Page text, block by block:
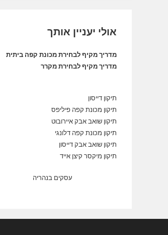
אולי יעניין אותך
מדריך מקיף לבחירת מכונת קפה ביתית
מדריך מקיף לבחירת מקרר
תיקון דייסון
תיקון מכונת קפה פיליפס
תיקון שואב אבק איירובוט
תיקון מכונת קפה דלונגי
תיקון שואב אבק דייסון
תיקון מיקסר קיצן אייד
עסקים בנהריה